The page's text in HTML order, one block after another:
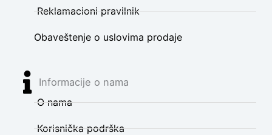
Reklamacioni pravilnik
Obaveštenje o uslovima prodaje
Informacije o nama
O nama
Korisnička podrška